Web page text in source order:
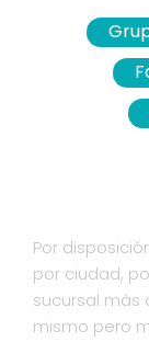
Por
por ciudad,
sucursal más
mismo pero